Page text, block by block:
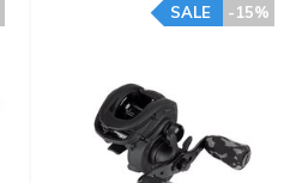
-15%
SALE